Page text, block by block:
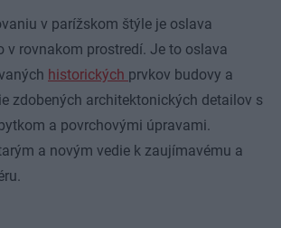
v parížskom štýle je oslava
v rovnakom prostredí. Je to oslava
historických prvkov budovy a
zdobených architektonických detailov s
a povrchovými úpravami.
a novým vedie k zaujímavému a